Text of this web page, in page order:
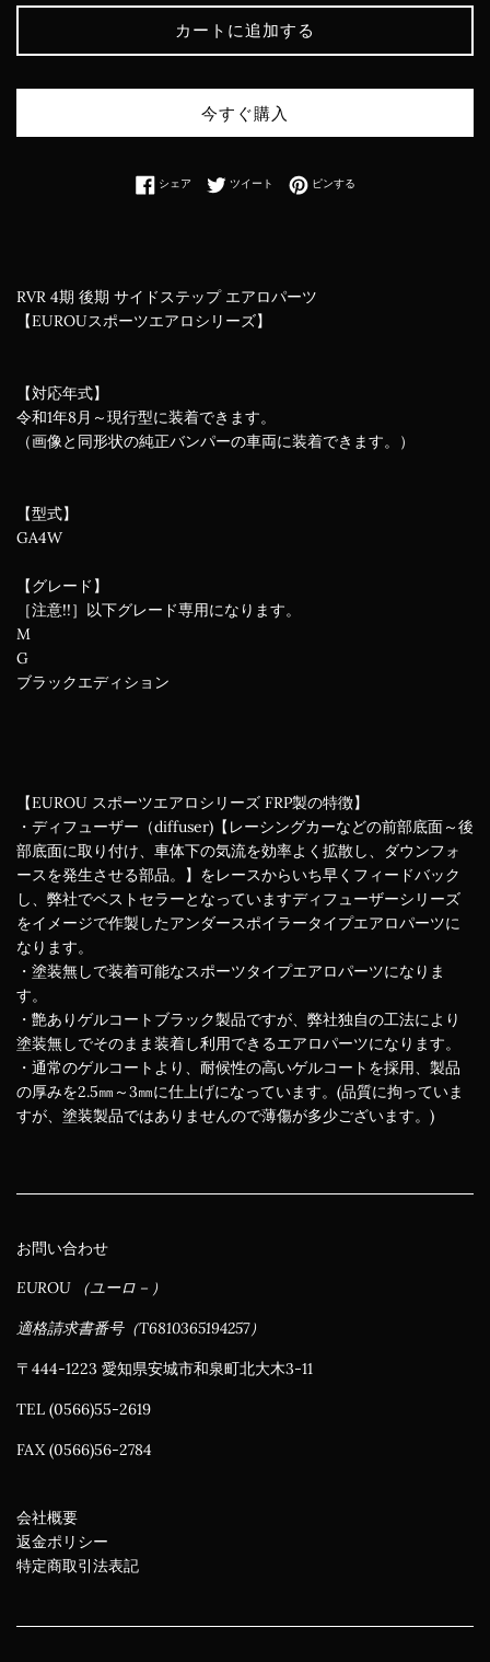
カートに追加する
今すぐ購入
シェアFacebookでシェアする
ツイート Twitterに投稿する
ピンするPinterestでピンする
RVR 4期 後期 サイドステップ エアロパーツ
【EUROUスポーツエアロシリーズ】
【対応年式】
令和1年8月～現行型に装着できます。
（画像と同形状の純正バンパーの車両に装着できます。）
【型式】
GA4W
【グレード】
［注意!!］以下グレード専用になります。
M
G
ブラックエディション
【EUROU スポーツエアロシリーズ FRP製の特徴】
・ディフューザー（diffuser)【レーシングカーなどの前部底面～後
部底面に取り付け、車体下の気流を効率よく拡散し、ダウンフォ
ースを発生させる部品。】をレースからいち早くフィードバック
し、弊社でベストセラーとなっていますディフューザーシリーズ
をイメージで作製したアンダースポイラータイプエアロパーツに
なります。
・塗装無しで装着可能なスポーツタイプエアロパーツになりま
す。
・艶ありゲルコートブラック製品ですが、弊社独自の工法により
塗装無しでそのまま装着し利用できるエアロパーツになります。
・通常のゲルコートより、耐候性の高いゲルコートを採用、製品
の厚みを2.5㎜～3㎜に仕上げになっています。(品質に拘っていま
すが、塗装製品ではありませんので薄傷が多少ございます。)
お問い合わせ
EUROU （ユーロ－）
適格請求書番号（T6810365194257）
〒444-1223 愛知県安城市和泉町北大木3-11
TEL (0566)55-2619
FAX (0566)56-2784
会社概要
返金ポリシー
特定商取引法表記